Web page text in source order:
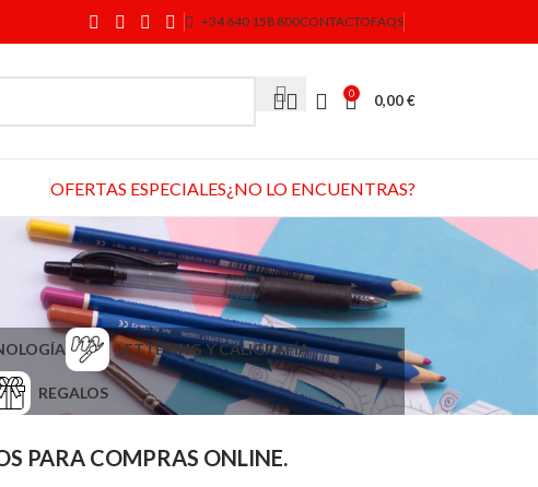
+34 640 158 800CONTACTOFAQS
0 0,00€
OFERTAS ESPECIALES¿NO LO ENCUENTRAS?
LETTERING Y CALIGRAFÍA
REGALOS
PARA COMPRAS ONLINE.